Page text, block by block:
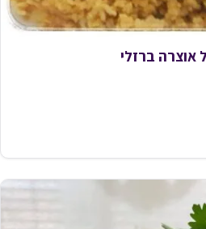
אוצרה ברזלי